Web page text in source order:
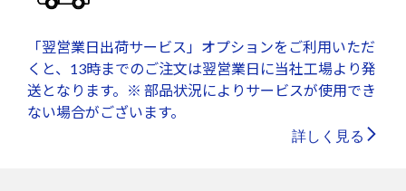
「翌営業日出荷サービス」オプションをご利用いただ
くと、13時までのご注文は翌営業日に当社工場より発
送となります。※ 部品状況によりサービスが使用でき
ない場合がございます。
詳しく見る